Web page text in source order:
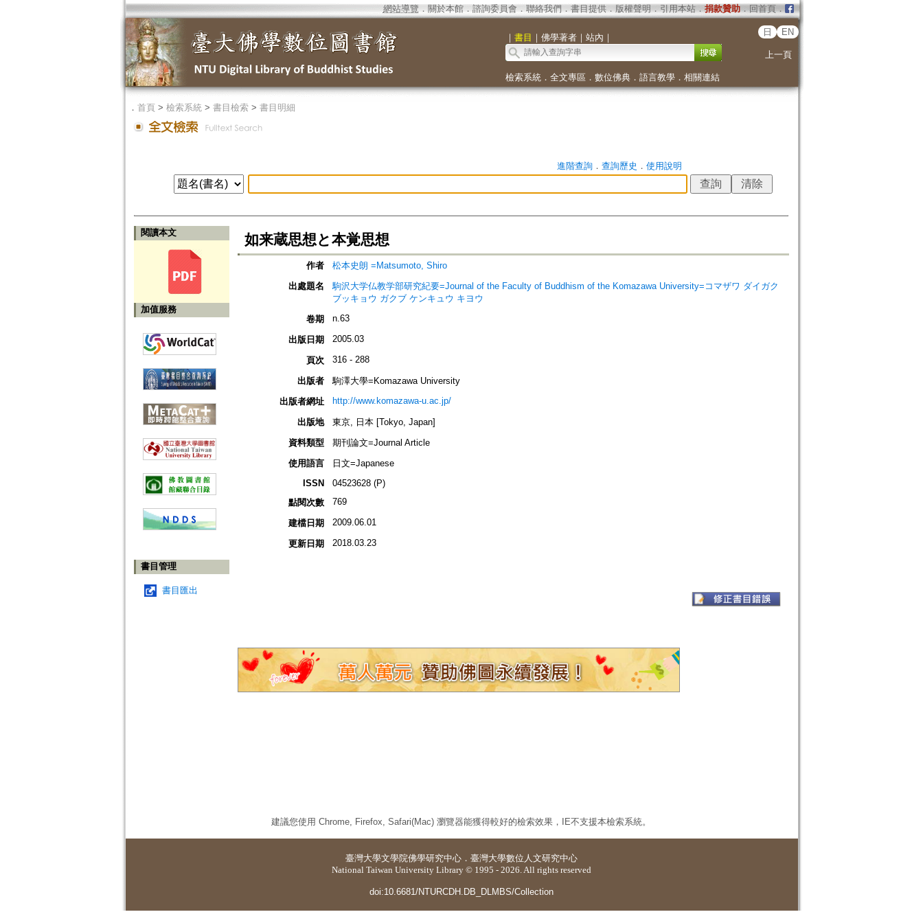
網站導覽 ． 關於本館． 諮詢委員會． 聯絡我們 ． 書目提供． 版權聲明 ． 引用本站． 捐款贊助．回首頁．
｜ 書目 ｜ 佛學著者｜ 站內 ｜
日 EN
上一頁
檢索系統． 全文專區 ． 數位佛典． 語言教學． 相關連結
． 首頁> 檢索系統> 書目檢索> 書目明細
進階查詢． 查詢歷史 ． 使用說明
閱讀本文
加值服務
書目管理
書目匯出
如来蔵思想と本覚思想
作者
松本史朗 =Matsumoto, Shiro
出處題名
駒沢大学仏教学部研究紀要=Journal of the Faculty of Buddhism of the Komazawa University=コマザワ ダイガク
ブッキョウ ガクブ ケンキュウ キヨウ
卷期
n.63
出版日期 2005.03
頁次 316 - 288
出版者
駒澤大學=Komazawa University
出版者網址
http://www.komazawa-u.ac.jp/
出版地
東京, 日本 [Tokyo, Japan]
資料類型
期刊論文=Journal Article
使用語言
日文=Japanese
ISSN
04523628 (P)
點閱次數
769
建檔日期 2009.06.01
更新日期 2018.03.23
建議您使用 Chrome, Firefox, Safari(Mac) 瀏覽器能獲得較好的檢索效果，IE不支援本檢索系統。
臺灣大學文學院佛學研究中心 ． 臺灣大學數位人文研究中心
National Taiwan University Library © 1995 - 2026. All rights reserved
doi:10.6681/NTURCDH.DB_DLMBS/Collection